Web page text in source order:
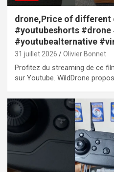
drone,Price of different
#youtubeshorts #drone
#youtubealternative
31 juillet 2026 Olivier Bonnet
Profitez du streaming de ce
sur Youtube. WildDrone